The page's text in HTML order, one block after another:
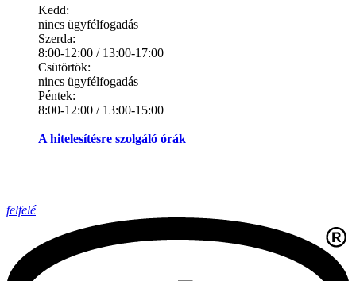
Kedd:
nincs ügyfélfogadás
Szerda:
8:00-12:00 / 13:00-17:00
Csütörtök:
nincs ügyfélfogadás
Péntek:
8:00-12:00 / 13:00-15:00
A hitelesítésre szolgáló órák
felfelé